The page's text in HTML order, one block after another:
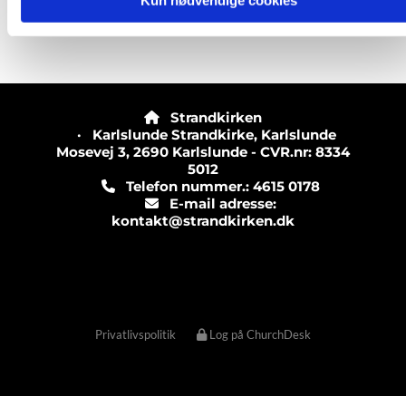

Strandkirken
· Karlslunde Strandkirke, Karlslunde
Mosevej 3, 2690 Karlslunde - CVR.nr: 8334
5012
Telefon nummer.: 4615 0178
E-mail adresse:
kontakt@strandkirken.dk
Privatlivspolitik Log på ChurchDesk